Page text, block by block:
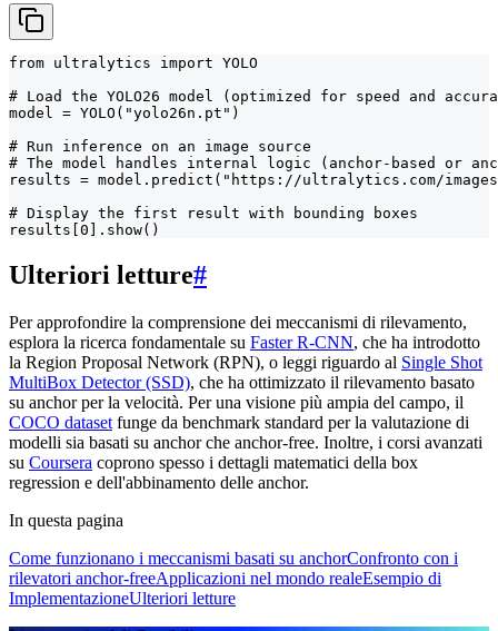
from ultralytics import YOLO
# Load the YOLO26 model (optimized for speed and
model = YOLO("yolo26n.pt")
# Run inference on an image source
# The model handles internal logic (anchor-based or
results = model.predict("https://ultralytics.com/
# Display the first result with bounding boxes
results[0].show()
Ulteriori letture#
Per approfondire la comprensione dei meccanismi di rilevamento,
esplora la ricerca fondamentale su Faster R-CNN, che ha introdotto
la Region Proposal Network (RPN), o leggi riguardo al Single Shot
MultiBox Detector (SSD), che ha ottimizzato il rilevamento basato
su anchor per la velocità. Per una visione più ampia del campo, il
COCO dataset funge da benchmark standard per la valutazione di
modelli sia basati su anchor che anchor-free. Inoltre, i corsi avanzati
su Coursera coprono spesso i dettagli matematici della box
regression e dell'abbinamento delle anchor.
In questa pagina
Come funzionano i meccanismi basati su anchorConfronto con i
rilevatori anchor-freeApplicazioni nel mondo realeEsempio di
ImplementazioneUlteriori letture